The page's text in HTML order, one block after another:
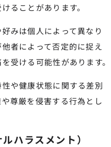
ることがあります。
みは個人によって異なり
者によって否定的に捉え
受ける可能性があります。
や健康状態に関する差別
尊厳を侵害する行為とし
ハラスメント）